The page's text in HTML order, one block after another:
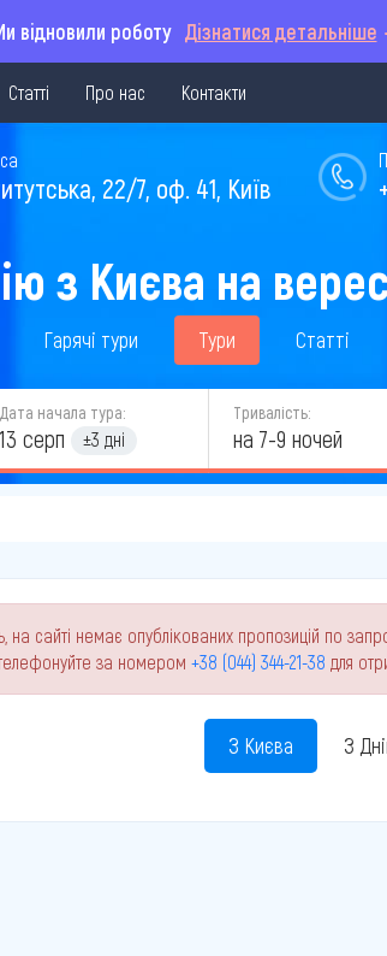
відновили роботу Дізнатися детальніше
Статті Про нас Контакти
22/7, оф. 41, Київ
з Києва на
Гарячі тури Тури Статті
Дата начала тура:
13 серп ±3 дні
Тривалість:
на 7-9 ночей
на сайті немає опублікованих пропозицій по
за номером +38 (044) 344-21-38 для
З Києва З